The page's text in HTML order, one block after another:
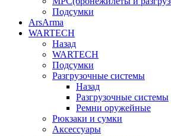
Подсумки
ArsArma
WARTECH
Назад
WARTECH
Подсумки
Разгрузочные системы
Назад
Разгрузочные системы
Ремни оружейные
Рюкзаки и сумки
Аксессуары